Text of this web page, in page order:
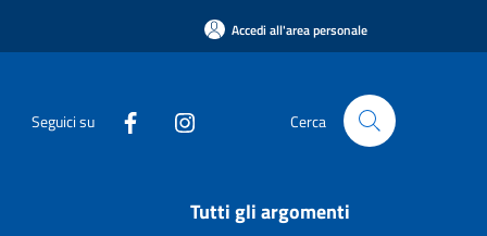
Accedi all'area personale
Seguici su Cerca
Tutti gli argomenti